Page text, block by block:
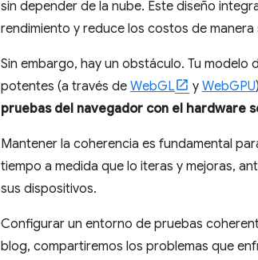
sin depender de la nube. Este diseño
rendimiento y reduce los costos de manera
Sin embargo, hay un obstáculo. Tu modelo
potentes (a través de WebGL y WebGPU
pruebas del navegador con el hardware
Mantener la coherencia es fundamental
tiempo a medida que lo iteras y mejoras,
sus dispositivos.
Configurar un entorno de pruebas
blog, compartiremos los problemas que